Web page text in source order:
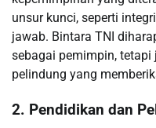
unsur kunci, seperti
jawab. Bintara TNI
sebagai pemimpin,
pelindung yang
2. Pendidikan dan